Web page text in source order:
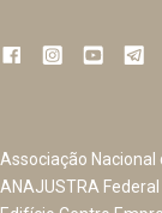
Associação
ANAJUSTRA Federal